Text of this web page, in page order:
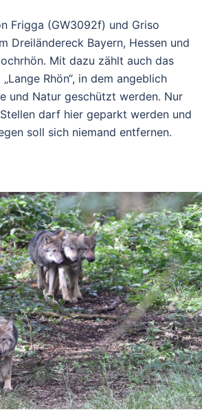
Frigga (GW3092f) und Griso
Dreiländereck Bayern, Hessen und
Mit dazu zählt auch das
Rhön“, in dem angeblich
und Natur geschützt werden. Nur
darf hier geparkt werden und
soll sich niemand entfernen.